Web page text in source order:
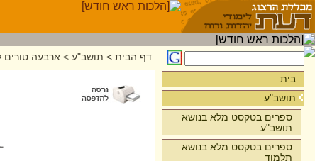
בית
תושב"ע
ספרים בטקסט מלא בנושא
תושב"ע
ספרים בטקסט מלא בנושא
תלמוד
דף הבית > תושב"ע > ארבעה טורים